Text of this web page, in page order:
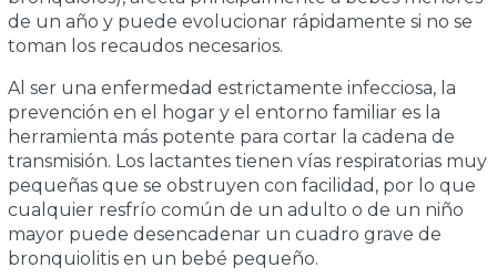
de un año y puede evolucionar rápidamente si no se
toman los recaudos necesarios.
Al ser una enfermedad estrictamente infecciosa, la
prevención en el hogar y el entorno familiar es la
herramienta más potente para cortar la cadena de
transmisión. Los lactantes tienen vías respiratorias muy
pequeñas que se obstruyen con facilidad, por lo que
cualquier resfrío común de un adulto o de un niño
mayor puede desencadenar un cuadro grave de
bronquiolitis en un bebé pequeño.